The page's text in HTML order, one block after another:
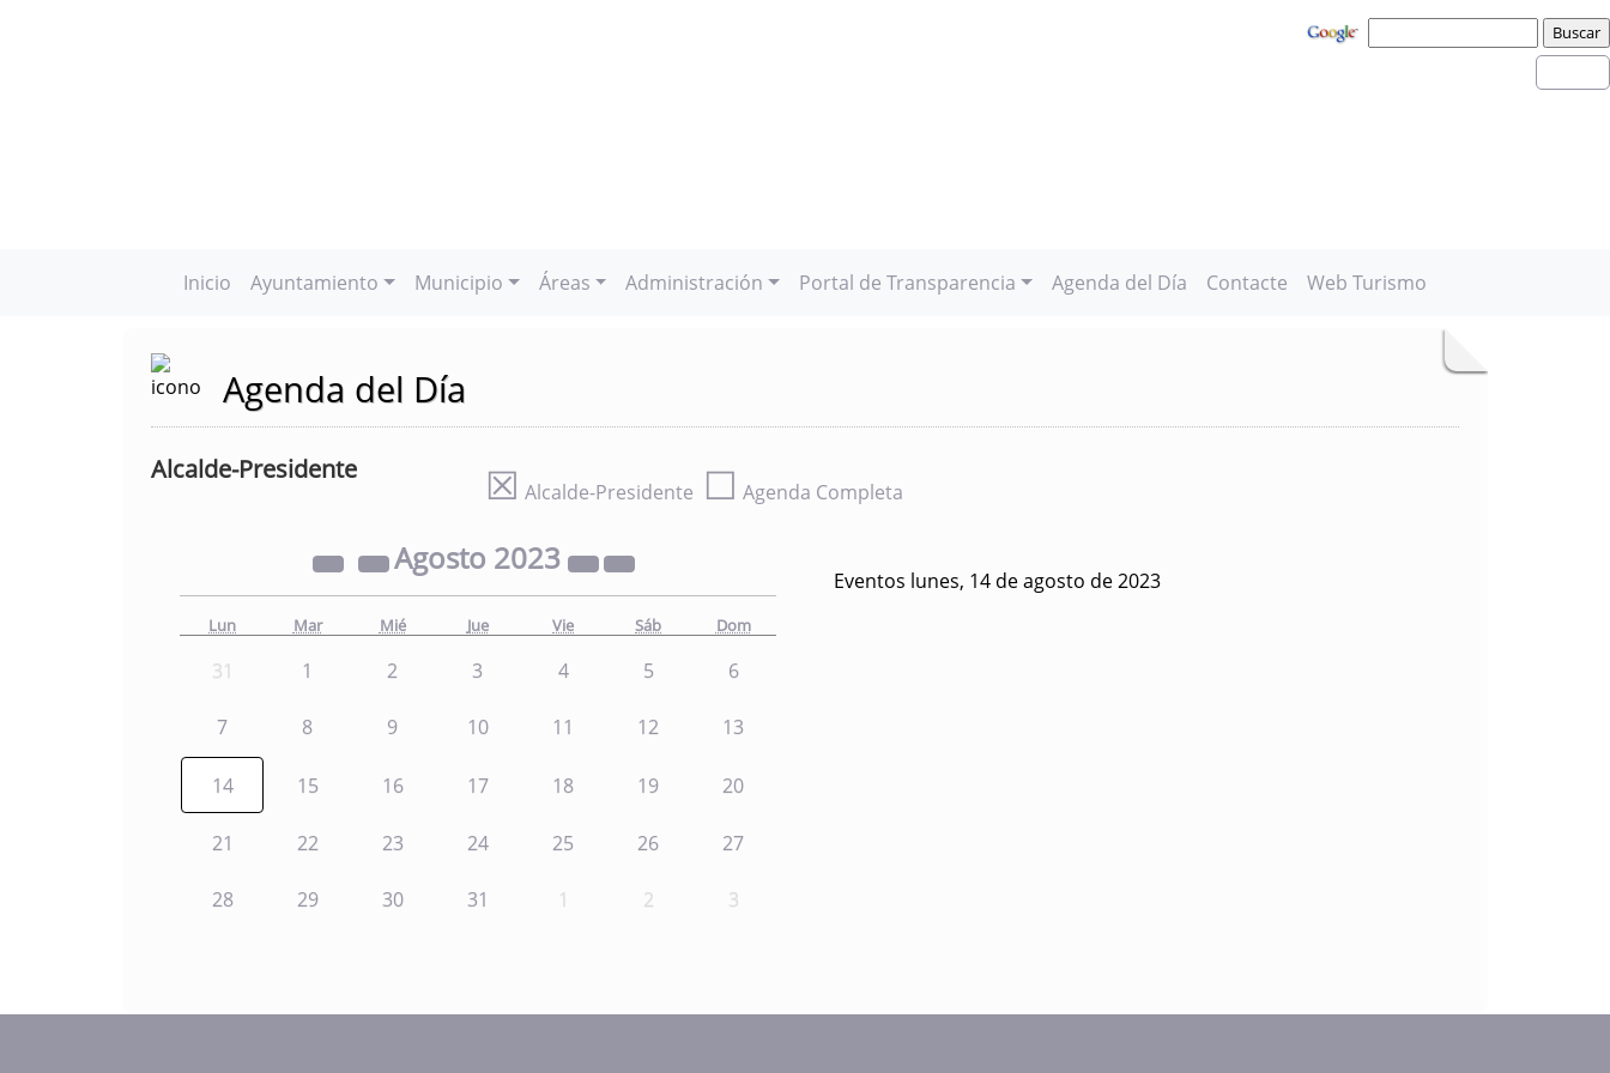
Inicio Ayuntamiento Municipio Áreas Administración Portal de Transparencia Agenda del Día Contacte Web Turismo
Agenda del Día
Alcalde-Presidente ☒ Alcalde-Presidente ☐ Agenda Completa
Agosto 2023
Lun Mar Mié Jue Vie Sáb Dom
31 1 2 3 4 5 6
7 8 9 10 11 12 13
14 15 16 17 18 19 20
21 22 23 24 25 26 27
28 29 30 31 1 2 3
Eventos lunes, 14 de agosto de 2023